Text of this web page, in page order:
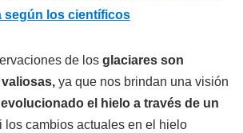
según los científicos
de los glaciares son
ya que nos brindan una visión
evolucionado el hielo a través de un
los cambios actuales en el hielo